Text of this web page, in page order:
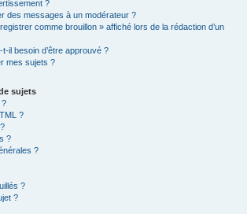
?
des messages à un modérateur ?
comme brouillon » affiché lors de la rédaction d’un
il besoin d’être approuvé ?
mes sujets ?
sujets
?
?
?
?
?
?